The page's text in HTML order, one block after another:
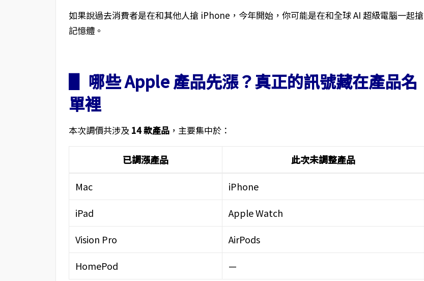
如果說過去消費者是在和其他人搶 iPhone，今年開始，你可能是在和全球 AI 超級電腦一起搶
記憶體。
▋ 哪些 Apple 產品先漲？真正的訊號藏在產品名
單裡
本次調價共涉及 14 款產品，主要集中於：
已調漲產品 此次未調整產品
Mac
iPhone
iPad
Apple Watch
Vision Pro
AirPods
HomePod
—